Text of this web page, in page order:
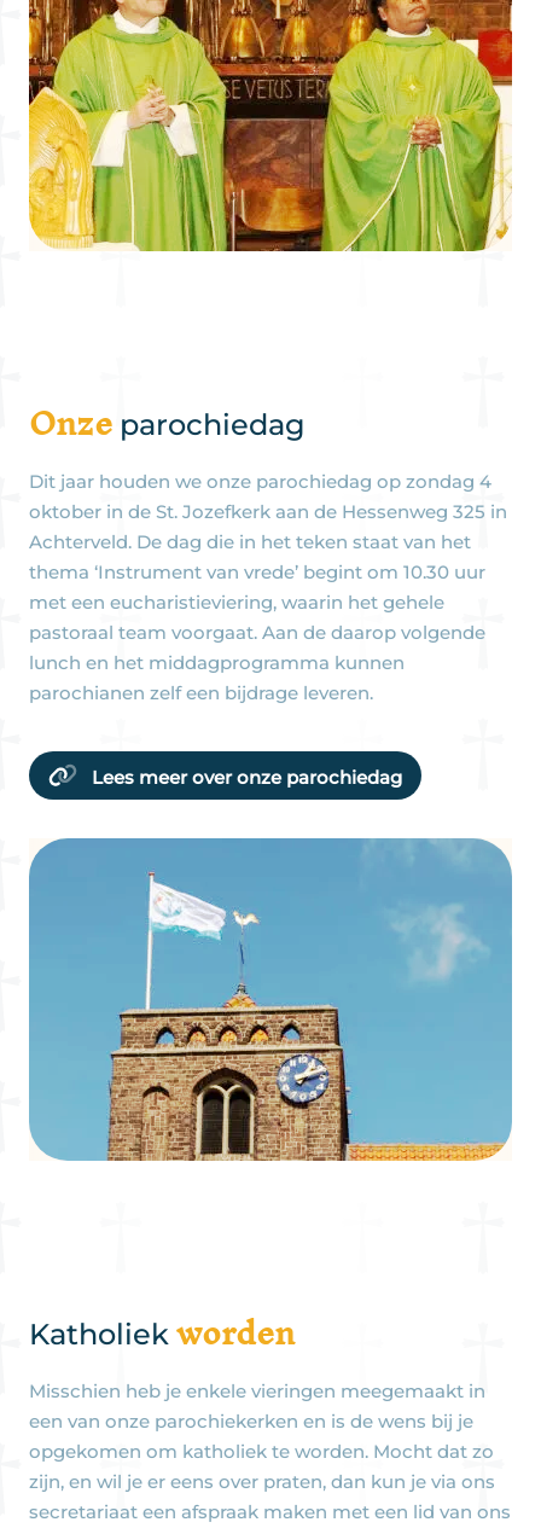
Onze parochiedag
Dit jaar houden we onze parochiedag op zondag 4
oktober in de St. Jozefkerk aan de Hessenweg 325 in
Achterveld. De dag die in het teken staat van het
thema ‘Instrument van vrede’ begint om 10.30 uur
met een eucharistieviering, waarin het gehele
pastoraal team voorgaat. Aan de daarop volgende
lunch en het middagprogramma kunnen
parochianen zelf een bijdrage leveren.
Lees meer over onze parochiedag
Katholiek worden
Misschien heb je enkele vieringen meegemaakt in
een van onze parochiekerken en is de wens bij je
opgekomen om katholiek te worden. Mocht dat zo
zijn, en wil je er eens over praten, dan kun je via ons
secretariaat een afspraak maken met een lid van ons